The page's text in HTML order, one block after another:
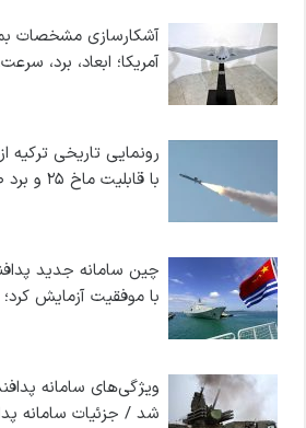
آمریکا؛ ابعاد، برد،
رونمایی تاریخی
با قابلیت ماخ ۲۵ و برد ۶,۰۰۰ ...
چین سامانه جدید
با موفقیت آزمایش
ویژگی‌های سامانه
شد / جزئیات سامانه